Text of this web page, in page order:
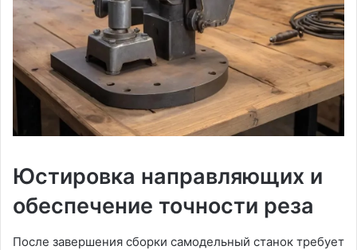
Юстировка направляющих и
обеспечение точности реза
После завершения сборки самодельный станок требует